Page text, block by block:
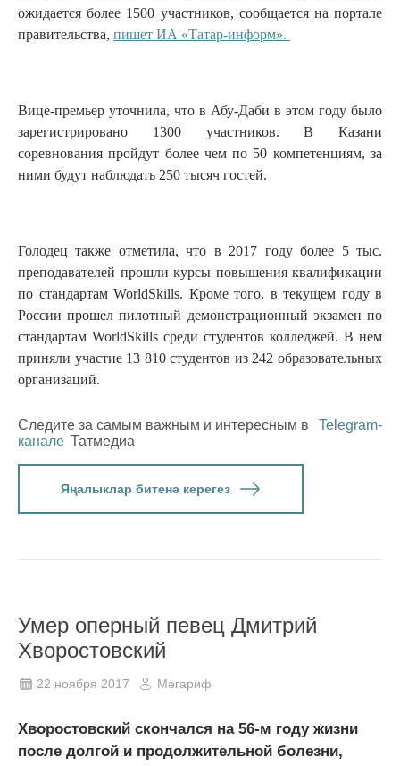
ожидается более 1500 участников, сообщается на портале
правительства, пишет ИА «Татар-информ».
Вице-премьер уточнила, что в Абу-Даби в этом году было
зарегистрировано 1300 участников. В Казани
соревнования пройдут более чем по 50 компетенциям, за
ними будут наблюдать 250 тысяч гостей.
Голодец также отметила, что в 2017 году более 5 тыс.
преподавателей прошли курсы повышения квалификации
по стандартам WorldSkills. Кроме того, в текущем году в
России прошел пилотный демонстрационный экзамен по
стандартам WorldSkills среди студентов колледжей. В нем
приняли участие 13 810 студентов из 242 образовательных
организаций.
Следите за самым важным и интересным в
Telegram-
канале Татмедиа
Яңалыклар битенә керегез
Умер оперный певец Дмитрий
Хворостовский
22 ноября 2017 Мәгариф
Хворостовский скончался на 56-м году жизни
после долгой и продолжительной болезни,